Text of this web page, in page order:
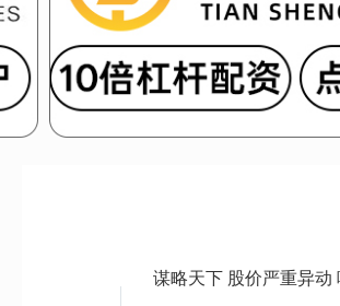
谋略天下 股价严重异